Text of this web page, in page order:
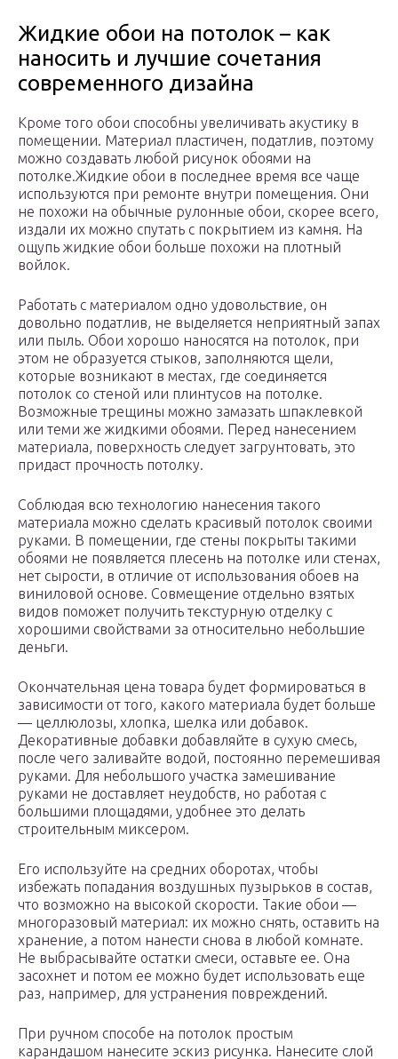
Жидкие обои на потолок – как
наносить и лучшие сочетания
современного дизайна
Кроме того обои способны увеличивать акустику в
помещении. Материал пластичен, податлив, поэтому
можно создавать любой рисунок обоями на
потолке.Жидкие обои в последнее время все чаще
используются при ремонте внутри помещения. Они
не похожи на обычные рулонные обои, скорее всего,
издали их можно спутать с покрытием из камня. На
ощупь жидкие обои больше похожи на плотный
войлок.
Работать с материалом одно удовольствие, он
довольно податлив, не выделяется неприятный запах
или пыль. Обои хорошо наносятся на потолок, при
этом не образуется стыков, заполняются щели,
которые возникают в местах, где соединяется
потолок со стеной или плинтусов на потолке.
Возможные трещины можно замазать шпаклевкой
или теми же жидкими обоями. Перед нанесением
материала, поверхность следует загрунтовать, это
придаст прочность потолку.
Соблюдая всю технологию нанесения такого
материала можно сделать красивый потолок своими
руками. В помещении, где стены покрыты такими
обоями не появляется плесень на потолке или стенах,
нет сырости, в отличие от использования обоев на
виниловой основе. Совмещение отдельно взятых
видов поможет получить текстурную отделку с
хорошими свойствами за относительно небольшие
деньги.
Окончательная цена товара будет формироваться в
зависимости от того, какого материала будет больше
— целлюлозы, хлопка, шелка или добавок.
Декоративные добавки добавляйте в сухую смесь,
после чего заливайте водой, постоянно перемешивая
руками. Для небольшого участка замешивание
руками не доставляет неудобств, но работая с
большими площадями, удобнее это делать
строительным миксером.
Его используйте на средних оборотах, чтобы
избежать попадания воздушных пузырьков в состав,
что возможно на высокой скорости. Такие обои —
многоразовый материал: их можно снять, оставить на
хранение, а потом нанести снова в любой комнате.
Не выбрасывайте остатки смеси, оставьте ее. Она
засохнет и потом ее можно будет использовать еще
раз, например, для устранения повреждений.
При ручном способе на потолок простым
карандашом нанесите эскиз рисунка. Нанесите слой